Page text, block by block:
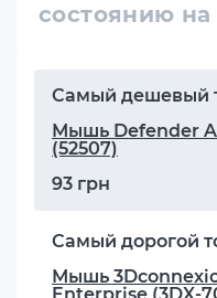
состоянию на
Самый дешевый
Мышь Defender
(52507)
93 грн
Самый дорогой
Мышь